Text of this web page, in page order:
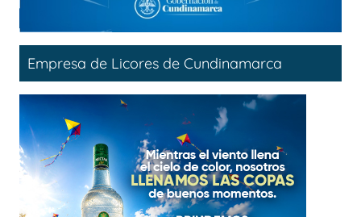
Empresa de Licores de Cundinamarca